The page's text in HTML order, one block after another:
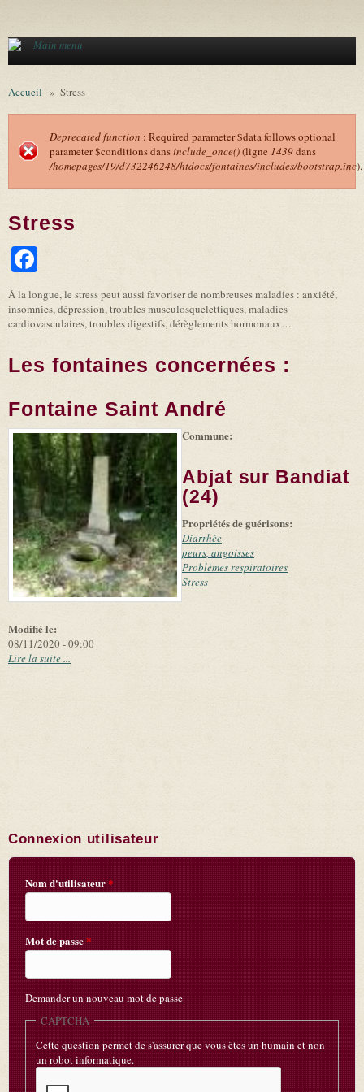
Main menu
Accueil » Stress
Message d'erreur
Deprecated function : Required parameter $data follows optional
parameter $conditions dansinclude_once()(ligne 1439dans
/homepages/19/d732246248/htdocs/fontaines/includes/bootstrap.inc).
Stress
À la longue, le stress peut aussi favoriser de nombreuses maladies : anxiété,
insomnies, dépression, troubles musculosquelettiques, maladies
cardiovasculaires, troubles digestifs, dérèglements hormonaux…
Les fontaines concernées :
Fontaine Saint André
-
Leaflet (link is
|
Tiles
(link is
external)
©
Microsoft
and
suppliers
Modifié le:
08/11/2020 - 09:00
Commune:
Abjat sur Bandiat
(24)
Propriétés de guérisons:
Diarrhée
peurs, angoisses
Problèmes respiratoires
Stress
Lire la suite ...
Connexion utilisateur
Nom d'utilisateur*
Mot de passe*
Demander un nouveau mot de passe
CAPTCHA
Cette question permet de s'assurer que vous êtes un humain et non
un robot informatique.